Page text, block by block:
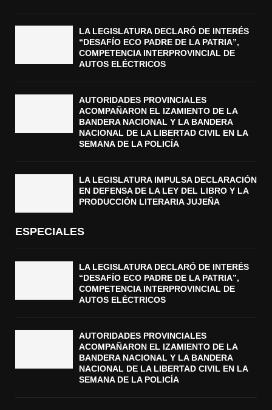
LA LEGISLATURA DECLARÓ DE INTERÉS
“DESAFÍO ECO PADRE DE LA PATRIA”,
COMPETENCIA INTERPROVINCIAL DE
AUTOS ELÉCTRICOS
AUTORIDADES PROVINCIALES
ACOMPAÑARON EL IZAMIENTO DE LA
BANDERA NACIONAL Y LA BANDERA
NACIONAL DE LA LIBERTAD CIVIL EN LA
SEMANA DE LA POLICÍA
LA LEGISLATURA IMPULSA DECLARACIÓN
EN DEFENSA DE LA LEY DEL LIBRO Y LA
PRODUCCIÓN LITERARIA JUJEÑA
ESPECIALES
LA LEGISLATURA DECLARÓ DE INTERÉS
“DESAFÍO ECO PADRE DE LA PATRIA”,
COMPETENCIA INTERPROVINCIAL DE
AUTOS ELÉCTRICOS
AUTORIDADES PROVINCIALES
ACOMPAÑARON EL IZAMIENTO DE LA
BANDERA NACIONAL Y LA BANDERA
NACIONAL DE LA LIBERTAD CIVIL EN LA
SEMANA DE LA POLICÍA